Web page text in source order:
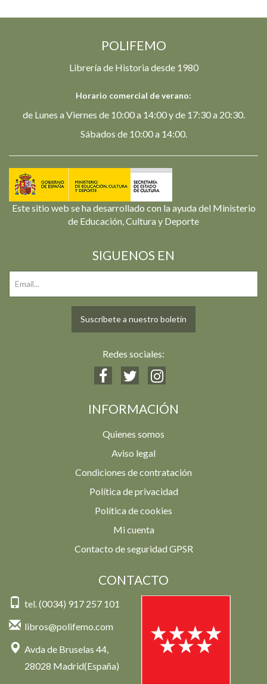
POLIFEMO
Librería de Historia desde 1980
Horario comercial de verano:
de Lunes a Viernes de 10:00 a 14:00 y de 17:30 a 20:30.
Sábados de 10:00 a 14:00.
Este sitio web se ha desarrollado con la ayuda del Ministerio
de Educación, Cultura y Deporte
SIGUENOS EN
Suscríbete a nuestro boletín
Redes sociales:
INFORMACIÓN
Quienes somos
Aviso legal
Condiciones de contratación
Política de privacidad
Política de cookies
Mi cuenta
Contacto de seguridad GPSR
CONTACTO
tel. (0034) 917 257 101
libros@polifemo.com
Avda de Bruselas 44,
28028 Madrid(España)